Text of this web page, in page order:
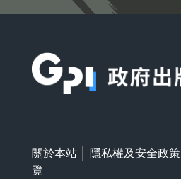
關於本站 隱私權及安全政策
覽